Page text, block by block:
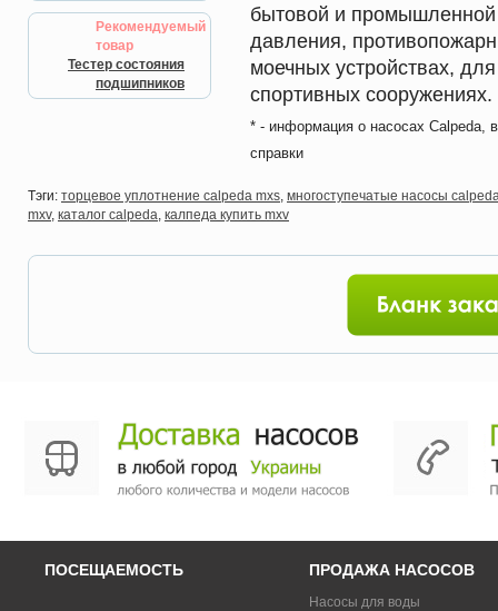
Рекомендуемый
товар
Тестер состояния
подшипников
бытовой и
давления,
моечных устройствах,
спортивных сооружениях.
* - информация о насосах Calpeda,
справки
Тэги: торцевое уплотнение calpeda mxs, многоступечатые насосы
mxv, каталог calpeda, калпеда купить mxv
ПОСЕЩАЕМОСТЬ ПРОДАЖА НАСОСОВ
Насосы для воды